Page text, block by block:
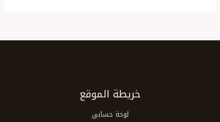
خريطة الموقع
لوحة حسابي